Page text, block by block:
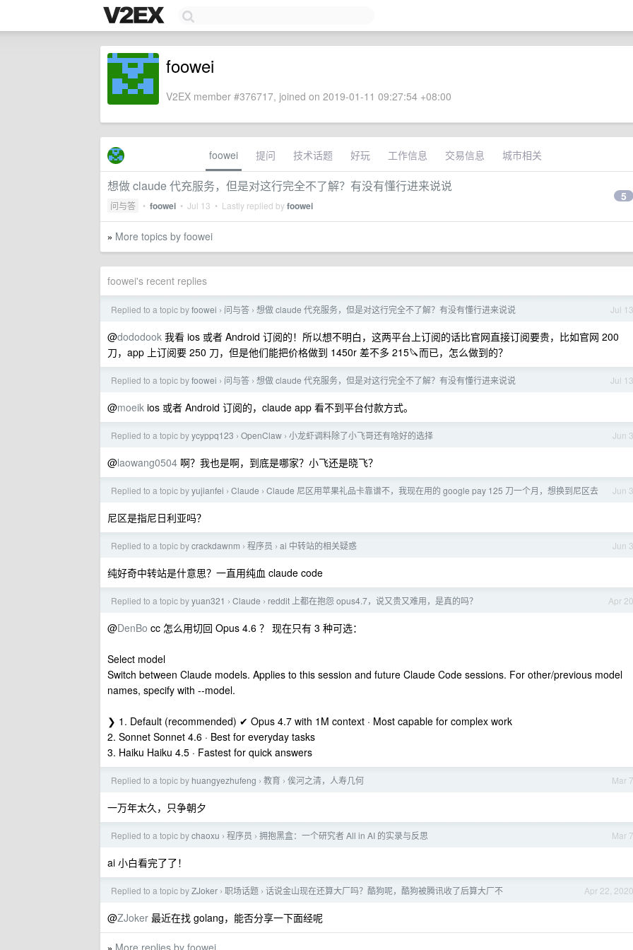
foowei
V2EX member #376717, joined on 2019-01-11 09:27:54 +08:00
foowei 提问 技术话题 好玩 工作信息 交易信息 城市相关
想做 claude 代充服务，但是对这行完全不了解？有没有懂行进来说说
问与答 • foowei • Jul 13 • Lastly replied byfoowei
5
» More topics by foowei
foowei's recent replies
Jul 13
Replied to a topic byfoowei › 问与答 › 想做 claude 代充服务，但是对这行完全不了解？有没有懂行进来说说
@dododook 我看 ios 或者 Android 订阅的！所以想不明白，这两平台上订阅的话比官网直接订阅要贵，比如官网 200
刀，app 上订阅要 250 刀，但是他们能把价格做到 1450r 差不多 215🔪而已，怎么做到的？
Jul 13
Replied to a topic byfoowei › 问与答 › 想做 claude 代充服务，但是对这行完全不了解？有没有懂行进来说说
@moeik ios 或者 Android 订阅的，claude app 看不到平台付款方式。
Jun 3
Replied to a topic byycyppq123 › OpenClaw › 小龙虾调料除了小飞哥还有啥好的选择
@laowang0504 啊？我也是啊，到底是哪家？小飞还是晓飞？
Jun 3
Replied to a topic byyujianfei › Claude › Claude 尼区用苹果礼品卡靠谱不，我现在用的 google pay 125 刀一个月，想换到尼区去
尼区是指尼日利亚吗？
Jun 3
Replied to a topic bycrackdawnm › 程序员 › ai 中转站的相关疑惑
纯好奇中转站是什意思？一直用纯血 claude code
Apr 20
Replied to a topic byyuan321 › Claude › reddit 上都在抱怨 opus4.7，说又贵又难用，是真的吗？
@DenBo cc 怎么用切回 Opus 4.6 ？ 现在只有 3 种可选：
Select model
Switch between Claude models. Applies to this session and future Claude Code sessions. For other/previous model
names, specify with --model.
❯ 1. Default (recommended) ✔ Opus 4.7 with 1M context · Most capable for complex work
2. Sonnet Sonnet 4.6 · Best for everyday tasks
3. Haiku Haiku 4.5 · Fastest for quick answers
Mar 7
Replied to a topic by huangyezhufeng › 教育 › 俟河之清，人寿几何
一万年太久，只争朝夕
Mar 7
Replied to a topic bychaoxu › 程序员 › 拥抱黑盒：一个研究者 All in AI 的实录与反思
ai 小白看完了了！
Apr 22, 2020
Replied to a topic byZJoker › 职场话题 › 话说金山现在还算大厂吗？酷狗呢，酷狗被腾讯收了后算大厂不
@ZJoker 最近在找 golang，能否分享一下面经呢
More replies by foowei